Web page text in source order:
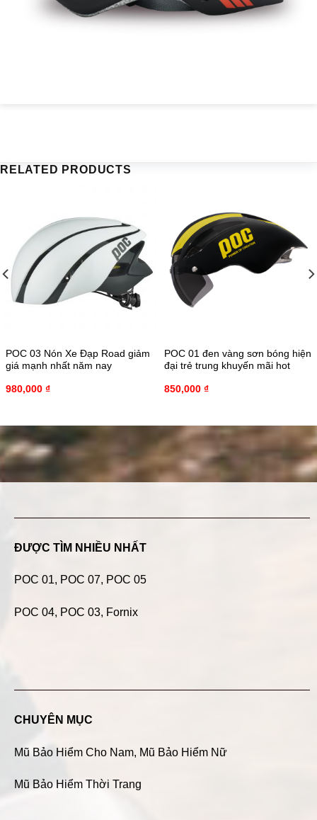
RELATED PRODUCTS
POC 03 Nón Xe Đạp Road giảm
giá mạnh nhất năm nay
980,000 ₫
POC 01 đen vàng sơn bóng hiện
đại trẻ trung khuyến mãi hot
850,000 ₫
ĐƯỢC TÌM NHIỀU NHẤT
POC 01, POC 07, POC 05
POC 04, POC 03, Fornix
CHUYÊN MỤC
Mũ Bảo Hiểm Cho Nam, Mũ Bảo Hiểm Nữ
Mũ Bảo Hiểm Thời Trang